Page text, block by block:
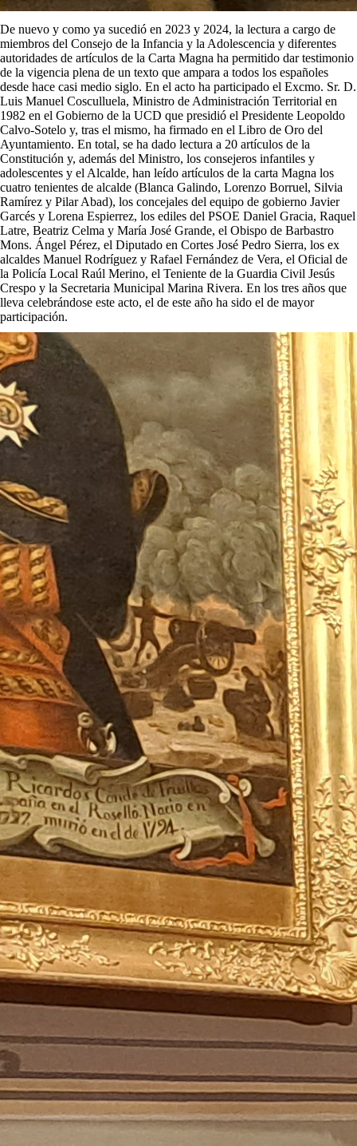
De nuevo y como ya sucedió en 2023 y 2024, la lectura a cargo de
miembros del Consejo de la Infancia y la Adolescencia y diferentes
autoridades de artículos de la Carta Magna ha permitido dar testimonio
de la vigencia plena de un texto que ampara a todos los españoles
desde hace casi medio siglo. En el acto ha participado el Excmo. Sr. D.
Luis Manuel Cosculluela, Ministro de Administración Territorial en
1982 en el Gobierno de la UCD que presidió el Presidente Leopoldo
Calvo-Sotelo y, tras el mismo, ha firmado en el Libro de Oro del
Ayuntamiento. En total, se ha dado lectura a 20 artículos de la
Constitución y, además del Ministro, los consejeros infantiles y
adolescentes y el Alcalde, han leído artículos de la carta Magna los
cuatro tenientes de alcalde (Blanca Galindo, Lorenzo Borruel, Silvia
Ramírez y Pilar Abad), los concejales del equipo de gobierno Javier
Garcés y Lorena Espierrez, los ediles del PSOE Daniel Gracia, Raquel
Latre, Beatriz Celma y María José Grande, el Obispo de Barbastro
Mons. Ángel Pérez, el Diputado en Cortes José Pedro Sierra, los ex
alcaldes Manuel Rodríguez y Rafael Fernández de Vera, el Oficial de
la Policía Local Raúl Merino, el Teniente de la Guardia Civil Jesús
Crespo y la Secretaria Municipal Marina Rivera. En los tres años que
lleva celebrándose este acto, el de este año ha sido el de mayor
participación.